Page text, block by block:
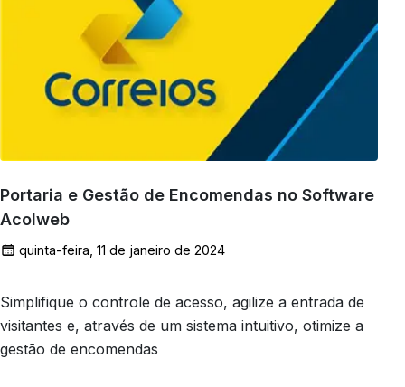
Portaria e Gestão de Encomendas no Software
Acolweb
quinta-feira, 11 de janeiro de 2024
Simplifique o controle de acesso, agilize a entrada de
visitantes e, através de um sistema intuitivo, otimize a
gestão de encomendas